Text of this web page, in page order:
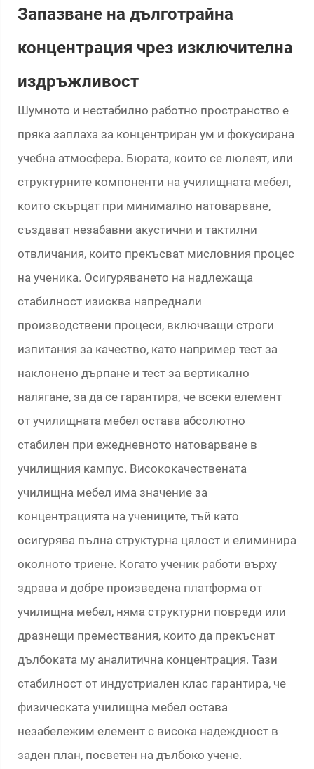
Запазване на дълготрайна
концентрация чрез изключителна
издръжливост
Шумното и нестабилно работно пространство е
пряка заплаха за концентриран ум и фокусирана
учебна атмосфера. Бюрата, които се люлеят, или
структурните компоненти на училищната мебел,
които скърцат при минимално натоварване,
създават незабавни акустични и тактилни
отвличания, които прекъсват мисловния процес
на ученика. Осигуряването на надлежаща
стабилност изисква напреднали
производствени процеси, включващи строги
изпитания за качество, като например тест за
наклонено дърпане и тест за вертикално
налягане, за да се гарантира, че всеки елемент
от училищната мебел остава абсолютно
стабилен при ежедневното натоварване в
училищния кампус. Висококачествената
училищна мебел има значение за
концентрацията на учениците, тъй като
осигурява пълна структурна цялост и елиминира
околното триене. Когато ученик работи върху
здрава и добре произведена платформа от
училищна мебел, няма структурни повреди или
дразнещи премествания, които да прекъснат
дълбоката му аналитична концентрация. Тази
стабилност от индустриален клас гарантира, че
физическата училищна мебел остава
незабележим елемент с висока надеждност в
заден план, посветен на дълбоко учене.